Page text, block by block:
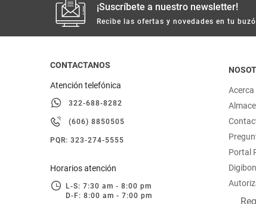
¡Suscríbete a nuestro newsletter!
Recibe las ofertas y novedades en tu
CONTACTANOS
Atención telefónica
322-688-8282
(606) 8850505
PQR: 323-274-5555
Horarios atención
L-S: 7:30 am - 8:00 pm
D-F: 8:00 am - 7:00 pm
Portal